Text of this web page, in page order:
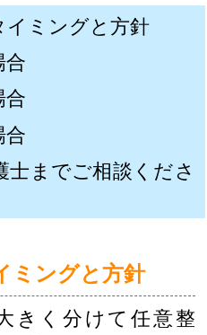
ミングと方針
までご相談くださ
ミングと方針
きく分けて任意整